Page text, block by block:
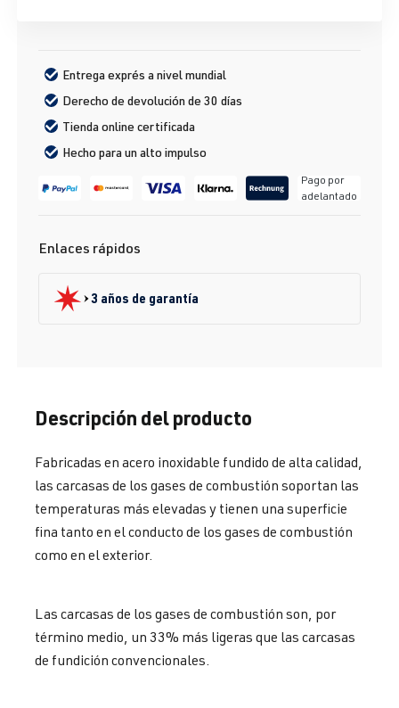
Entrega exprés a nivel mundial
Derecho de devolución de 30 días
Tienda online certificada
Hecho para un alto impulso
Pago por
adelantado
Enlaces rápidos
3 años de garantía
Descripción del producto
Fabricadas en acero inoxidable fundido de alta calidad,
las carcasas de los gases de combustión soportan las
temperaturas más elevadas y tienen una superficie
fina tanto en el conducto de los gases de combustión
como en el exterior.
Las carcasas de los gases de combustión son, por
término medio, un 33% más ligeras que las carcasas
de fundición convencionales.